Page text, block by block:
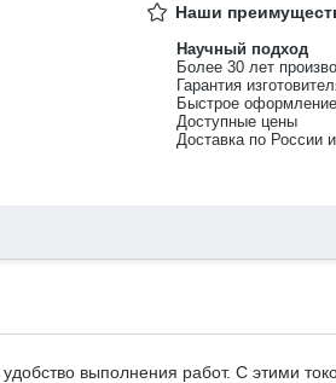
Наши
Научный подход
Более 30 лет
Гарантия
Быстрое оформление
Доступные цены
Доставка по России
выполнения работ. С этими